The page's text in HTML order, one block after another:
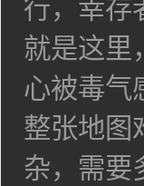
就是这里
心被毒气
整张地图
杂，需要